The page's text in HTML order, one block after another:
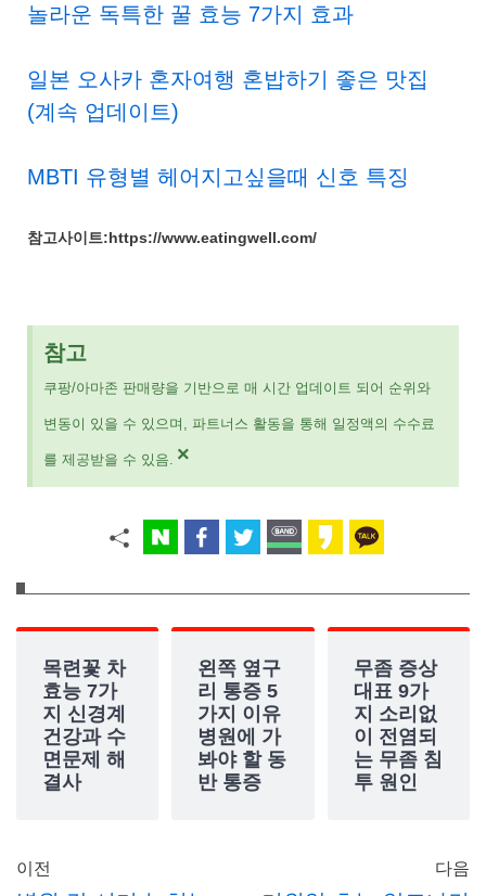
놀라운 독특한 꿀 효능 7가지 효과
일본 오사카 혼자여행 혼밥하기 좋은 맛집
(계속 업데이트)
MBTI 유형별 헤어지고싶을때 신호 특징
참고사이트:https://www.eatingwell.com/
참고
쿠팡/아마존 판매량을 기반으로 매 시간 업데이트 되어 순위와
변동이 있을 수 있으며, 파트너스 활동을 통해 일정액의 수수료
를 제공받을 수 있음. ×
목련꽃 차
효능 7가
지 신경계
건강과 수
면문제 해
결사
왼쪽 옆구
리 통증 5
가지 이유
병원에 가
봐야 할 동
반 통증
무좀 증상
대표 9가
지 소리없
이 전염되
는 무좀 침
투 원인
이전 다음